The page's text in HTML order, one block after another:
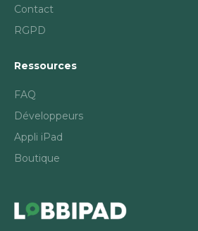
Contact
RGPD
Ressources
FAQ
Développeurs
Appli iPad
Boutique